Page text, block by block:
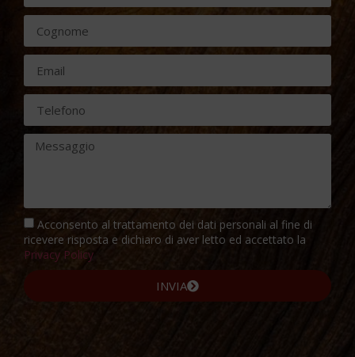
Acconsento al trattamento dei dati personali al fine di
ricevere risposta e dichiaro di aver letto ed accettato la
Privacy Policy
INVIA